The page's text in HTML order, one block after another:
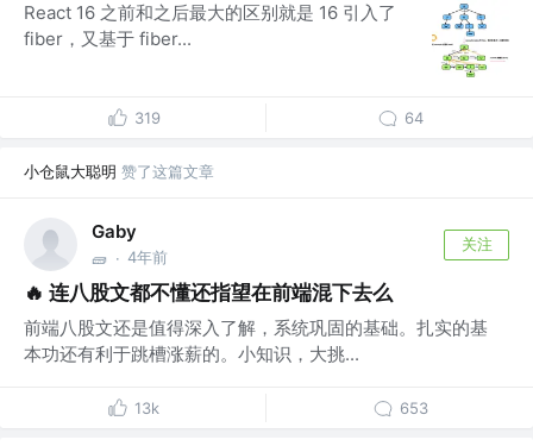
React 16 之前和之后最大的区别就是 16 引入了
fiber，又基于 fiber...
319 64
小仓鼠大聪明 赞了这篇文章
Gaby
🧱 · 4年前
关注
🔥 连八股文都不懂还指望在前端混下去么
前端八股文还是值得深入了解，系统巩固的基础。扎实的基
本功还有利于跳槽涨薪的。小知识，大挑...
13k 653